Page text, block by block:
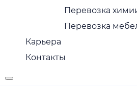
Перевозка
Перевозка
Карьера
Контакты
услуги.